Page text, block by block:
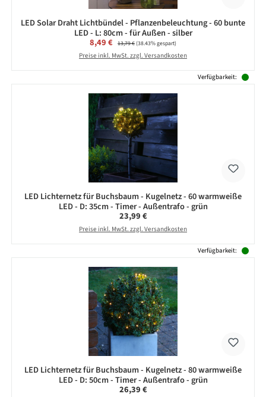
LED Solar Draht Lichtbündel - Pflanzenbeleuchtung - 60 bunte
LED - L: 80cm - für Außen - silber
Verkaufspreis:
8,49 € Regulärer Preis:
13,79 €(38.43% gespart)
Preise inkl. MwSt. zzgl. Versandkosten
Verfügbarkeit:
LED Lichternetz für Buchsbaum - Kugelnetz - 60 warmweiße
LED - D: 35cm - Timer - Außentrafo - grün
Regulärer Preis:
23,99 €
Preise inkl. MwSt. zzgl. Versandkosten
Verfügbarkeit:
LED Lichternetz für Buchsbaum - Kugelnetz - 80 warmweiße
LED - D: 50cm - Timer - Außentrafo - grün
Regulärer Preis:
26,39 €